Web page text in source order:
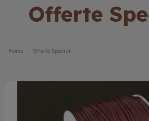
Offerte
Home Offerte Speciali